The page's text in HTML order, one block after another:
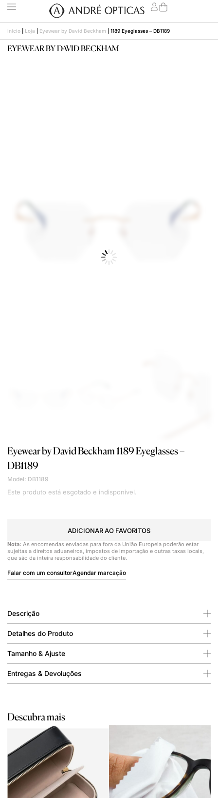
Início Loja Eyewear by David Beckham 1189 Eyeglasses – DB1189
EYEWEAR BY DAVID BECKHAM
Eyewear by David Beckham 1189 Eyeglasses –
DB1189
Model: DB1189
Este produto está esgotado e indisponível.
ADICIONAR AO FAVORITOS
Nota: As encomendas enviadas para fora da União Europeia poderão estar
sujeitas a direitos aduaneiros, impostos de importação e outras taxas locais,
que são da inteira responsabilidade do cliente.
Falar com um consultorAgendar marcação
Descrição
Detalhes do Produto
Tamanho & Ajuste
Entregas & Devoluções
Descubra mais